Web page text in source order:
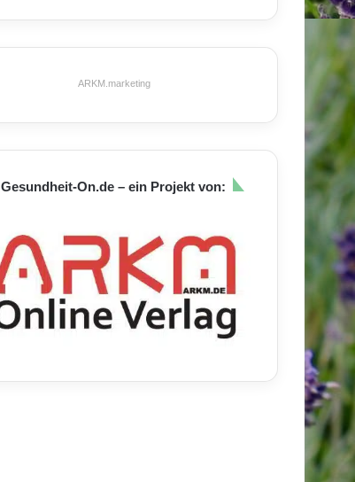
ARKM.marketing
Gesundheit-On.de – ein Projekt von: